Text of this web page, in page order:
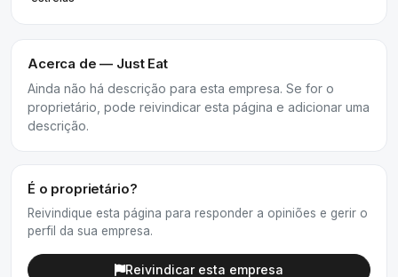
Acerca de — Just Eat
Ainda não há descrição para esta empresa. Se for o
proprietário, pode reivindicar esta página e adicionar uma
descrição.
É o proprietário?
Reivindique esta página para responder a opiniões e gerir o
perfil da sua empresa.
Reivindicar esta empresa